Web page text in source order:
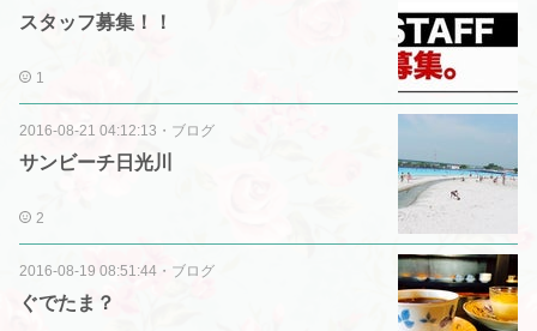
スタッフ募集！！
1
2016-08-21 04:12:13 ・ ブログ
サンビーチ日光川
2
2016-08-19 08:51:44 ・ ブログ
ぐでたま？